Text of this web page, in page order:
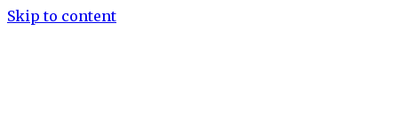
Skip to content